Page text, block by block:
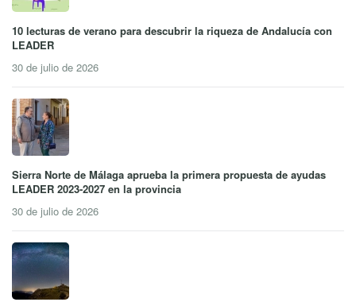
10 lecturas de verano para descubrir la riqueza de Andalucía con
LEADER
30 de julio de 2026
Sierra Norte de Málaga aprueba la primera propuesta de ayudas
LEADER 2023-2027 en la provincia
30 de julio de 2026